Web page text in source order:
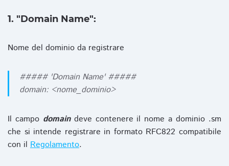
1. "Domain Name":
Nome del dominio da registrare
##### 'Domain Name' #####
domain: <nome_dominio>
Il campo domaindeve contenere il nome a dominio .sm
che si intende registrare in formato RFC822 compatibile
con il Regolamento.